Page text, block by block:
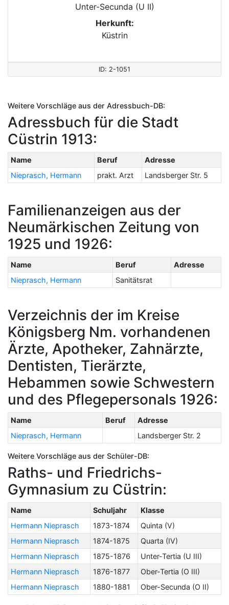
Unter-Secunda (U II)
Herkunft:
Küstrin
ID: 2-1051
Weitere Vorschläge aus der Adressbuch-DB:
Adressbuch für die Stadt
Cüstrin 1913:
Name Beruf
Adresse
Nieprasch, Hermann
prakt. Arzt Landsberger Str. 5
Familienanzeigen aus der
Neumärkischen Zeitung von
1925 und 1926:
Name Beruf
Adresse
Nieprasch, Hermann
Sanitätsrat
Verzeichnis der im Kreise
Königsberg Nm. vorhandenen
Ärzte, Apotheker, Zahnärzte,
Dentisten, Tierärzte,
Hebammen sowie Schwestern
und des Pflegepersonals 1926:
Name Beruf
Adresse
Nieprasch, Hermann
Landsberger Str. 2
Weitere Vorschläge aus der Schüler-DB:
Raths- und Friedrichs-
Gymnasium zu Cüstrin:
Name Schuljahr
Klasse
Hermann Nieprasch
1873-1874
Quinta (V)
Hermann Nieprasch
1874-1875
Quarta (IV)
Hermann Nieprasch
1875-1876
Unter-Tertia (U III)
Hermann Nieprasch
1876-1877
Ober-Tertia (O III)
Hermann Nieprasch
1880-1881 Ober-Secunda (O II)